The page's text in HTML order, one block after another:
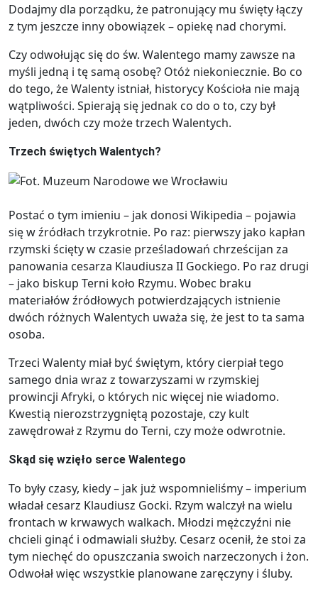
Dodajmy dla porządku, że patronujący mu święty łączy
z tym jeszcze inny obowiązek – opiekę nad chorymi.
Czy odwołując się do św. Walentego mamy zawsze na
myśli jedną i tę samą osobę? Otóż niekoniecznie. Bo co
do tego, że Walenty istniał, historycy Kościoła nie mają
wątpliwości. Spierają się jednak co do o to, czy był
jeden, dwóch czy może trzech Walentych.
Trzech świętych Walentych?
Postać o tym imieniu – jak donosi Wikipedia – pojawia
się w źródłach trzykrotnie. Po raz: pierwszy jako kapłan
rzymski ścięty w czasie prześladowań chrześcijan za
panowania cesarza Klaudiusza II Gockiego. Po raz drugi
– jako biskup Terni koło Rzymu. Wobec braku
materiałów źródłowych potwierdzających istnienie
dwóch różnych Walentych uważa się, że jest to ta sama
osoba.
Trzeci Walenty miał być świętym, który cierpiał tego
samego dnia wraz z towarzyszami w rzymskiej
prowincji Afryki, o których nic więcej nie wiadomo.
Kwestią nierozstrzygniętą pozostaje, czy kult
zawędrował z Rzymu do Terni, czy może odwrotnie.
Skąd się wzięło serce Walentego
To były czasy, kiedy – jak już wspomnieliśmy – imperium
władał cesarz Klaudiusz Gocki. Rzym walczył na wielu
frontach w krwawych walkach. Młodzi mężczyźni nie
chcieli ginąć i odmawiali służby. Cesarz ocenił, że stoi za
tym niechęć do opuszczania swoich narzeczonych i żon.
Odwołał więc wszystkie planowane zaręczyny i śluby.